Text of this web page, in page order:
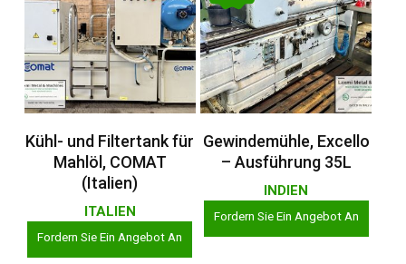
Weiterlesen
Kühl- und Filtertank für
Mahlöl, COMAT
(Italien)
ITALIEN
Fordern Sie Ein Angebot An
Weiterlesen
Gewindemühle, Excello
– Ausführung 35L
INDIEN
Fordern Sie Ein Angebot An